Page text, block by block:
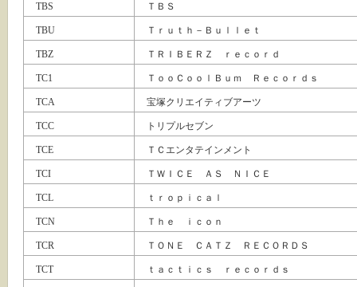
TBS ＴＢＳ
TBU Ｔｒｕｔｈ－Ｂｕｌｌｅｔ
TBZ ＴＲＩＢＥＲＺ ｒｅｃｏｒｄ
TC1 ＴｏｏＣｏｏｌＢｕｍ Ｒｅｃｏｒｄｓ
TCA 宝塚クリエイティブアーツ
TCC トリプルセブン
TCE ＴＣエンタテインメント
TCI ＴＷＩＣＥ ＡＳ ＮＩＣＥ
TCL ｔｒｏｐｉｃａｌ
TCN Ｔｈｅ ｉｃｏｎ
TCR ＴＯＮＥ ＣＡＴＺ ＲＥＣＯＲＤＳ
TCT ｔａｃｔｉｃｓ ｒｅｃｏｒｄｓ